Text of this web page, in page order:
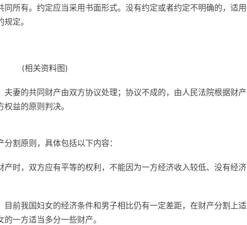
所有。约定应当采用书面形式。没有约定或者约定不明确的，适用
定。
(相关资料图)
妻的共同财产由双方协议处理；协议不成的，由人民法院根据财产
益的原则判决。
割原则，具体包括以下内容：
产时，双方应有平等的权利，不能因为一方经济收入较低、没有经济
目前我国妇女的经济条件和男子相比仍有一定差距，在财产分割上适
一方适当多分一些财产。